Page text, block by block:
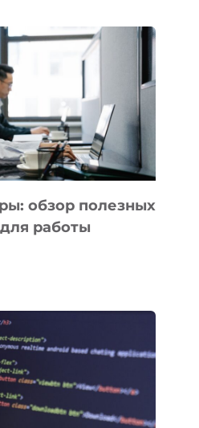
обзор полезных
работы